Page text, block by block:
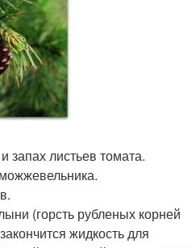
запах листьев томата.
(горсть рубленых корней
жидкость для